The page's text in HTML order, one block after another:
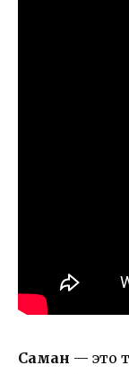
Саман — это